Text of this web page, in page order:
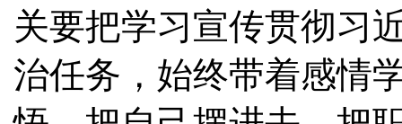
关要把学习宣传贯彻习
治任务，始终带着感情